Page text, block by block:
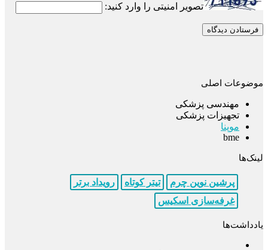
تصویر امنیتی را وارد کنید:
موضوعات اصلی
مهندسی پزشکی
تجهیزات پزشکی
موپنا
bme
لینک‌ها
پرشین نوین چرم تیتر کوتاه
رویداد برتر
غرفه‌سازی اسکیس
یادداشت‌ها